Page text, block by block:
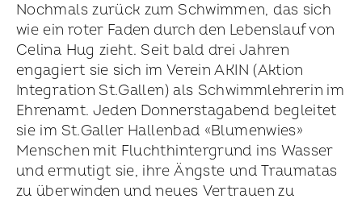
Nochmals zurück zum Schwimmen, das sich
wie ein roter Faden durch den Lebenslauf von
Celina Hug zieht. Seit bald drei Jahren
engagiert sie sich im Verein AKIN (Aktion
Integration St.Gallen) als Schwimm­lehrerin im
Ehrenamt. Jeden Donnerstag­abend begleitet
sie im St.Galler Hallenbad «Blumenwies»
Menschen mit Flucht­hintergrund ins Wasser
und ermutigt sie, ihre Ängste und Traumatas
zu überwinden und neues Vertrauen zu